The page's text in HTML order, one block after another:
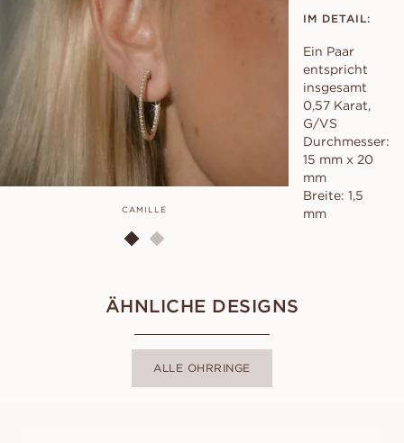
CAMILLE
IM DETAIL:
Ein Paar
entspricht
insgesamt
0,57 Karat,
G/VS
Durchmesser:
15 mm x 20
mm
Breite: 1,5
mm
ÄHNLICHE DESIGNS
ALLE OHRRINGE